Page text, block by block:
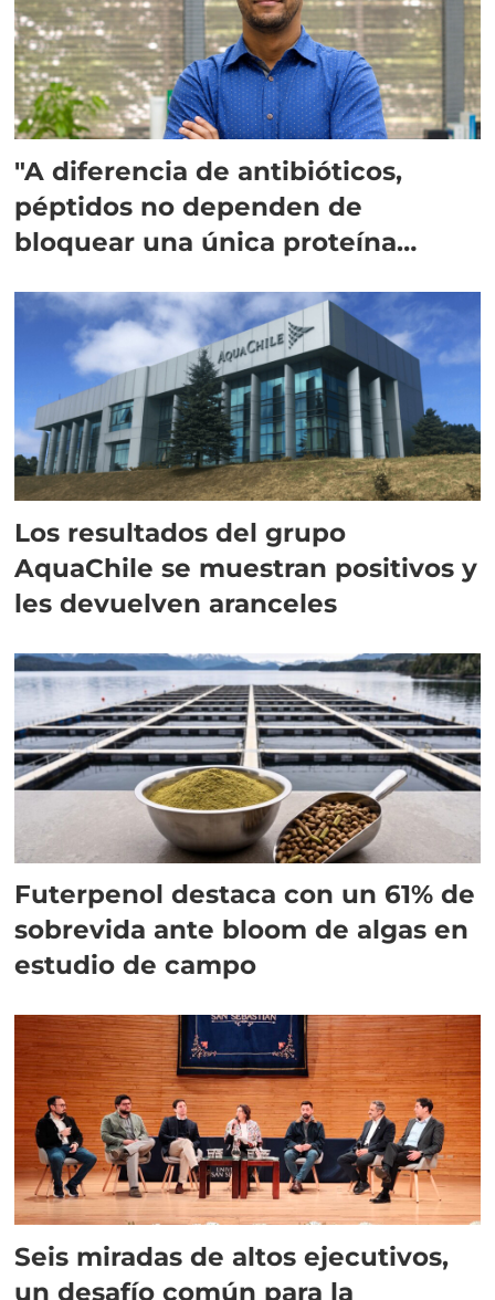
"A diferencia de antibióticos,
péptidos no dependen de
bloquear una única proteína
Los resultados del grupo
AquaChile se muestran positivos y
les devuelven aranceles
Futerpenol destaca con un 61% de
sobrevida ante bloom de algas en
estudio de campo
Seis miradas de altos ejecutivos,
un desafío común para la